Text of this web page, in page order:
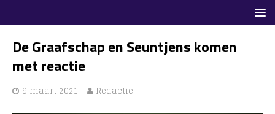
De Graafschap en Seuntjens komen
met reactie
9 maart 2021 Redactie